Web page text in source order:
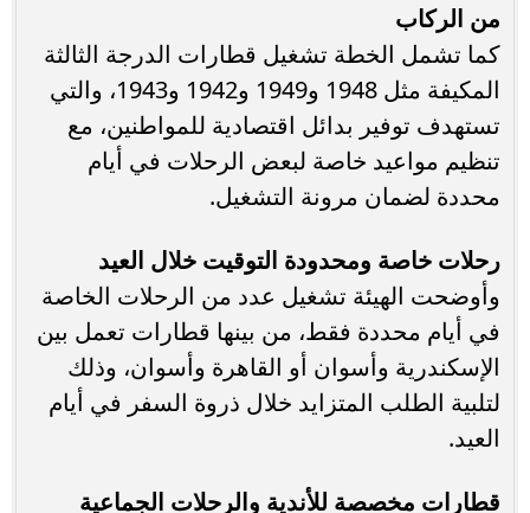
من الركاب
كما تشمل الخطة تشغيل قطارات الدرجة الثالثة
المكيفة مثل 1948 و1949 و1942 و1943، والتي
تستهدف توفير بدائل اقتصادية للمواطنين، مع
تنظيم مواعيد خاصة لبعض الرحلات في أيام
محددة لضمان مرونة التشغيل.
رحلات خاصة ومحدودة التوقيت خلال العيد
وأوضحت الهيئة تشغيل عدد من الرحلات الخاصة
في أيام محددة فقط، من بينها قطارات تعمل بين
الإسكندرية وأسوان أو القاهرة وأسوان، وذلك
لتلبية الطلب المتزايد خلال ذروة السفر في أيام
العيد.
قطارات مخصصة للأندية والرحلات الجماعية